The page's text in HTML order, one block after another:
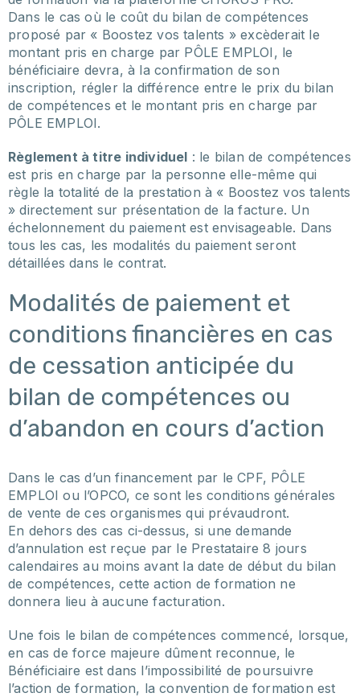
Dans le cas où le coût du bilan de compétences
proposé par « Boostez vos talents » excèderait le
montant pris en charge par PÔLE EMPLOI, le
bénéficiaire devra, à la confirmation de son
inscription, régler la différence entre le prix du bilan
de compétences et le montant pris en charge par
PÔLE EMPLOI.
Règlement à titre individuel : le bilan de compétences
est pris en charge par la personne elle-même qui
règle la totalité de la prestation à « Boostez vos talents
» directement sur présentation de la facture. Un
échelonnement du paiement est envisageable. Dans
tous les cas, les modalités du paiement seront
détaillées dans le contrat.
Modalités de paiement et
conditions financières en cas
de cessation anticipée du
bilan de compétences ou
d’abandon en cours d’action
Dans le cas d’un financement par le CPF, PÔLE
EMPLOI ou l’OPCO, ce sont les conditions générales
de vente de ces organismes qui prévaudront.
En dehors des cas ci-dessus, si une demande
d’annulation est reçue par le Prestataire 8 jours
calendaires au moins avant la date de début du bilan
de compétences, cette action de formation ne
donnera lieu à aucune facturation.
Une fois le bilan de compétences commencé, lorsque,
en cas de force majeure dûment reconnue, le
Bénéficiaire est dans l’impossibilité de poursuivre
l’action de formation, la convention de formation est